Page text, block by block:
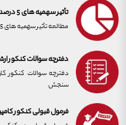
تأثیر سهمیه های 5 درصد و 25 درصد در کنکور کامپیوتر
مطالعه تأثیر سهمیه های 5 درصد و 25 درصد در کنکور ارشد کامپیوتر
دفترچه سوالات کنکور
دفترچه سوالات کنکور
سنجش
فرمول قبولی کنکور